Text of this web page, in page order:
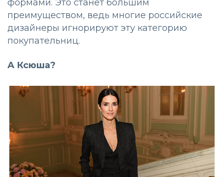
формами. Это станет большим
преимуществом, ведь многие российские
дизайнеры игнорируют эту категорию
покупательниц.
А Ксюша?